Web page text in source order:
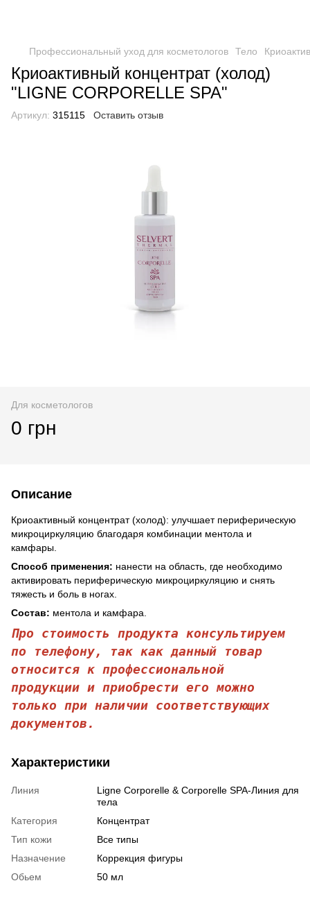
Профессиональный уход для косметологов Тело
Криоактивный концентрат (холод)
"LIGNE CORPORELLE SPA"
Артикул: 315115 Оставить отзыв
Для косметологов
0 грн
Описание
Криоактивный концентрат (холод): улучшает периферическую
микроциркуляцию благодаря комбинации ментола и
камфары.
Способ применения: нанести на область, где необходимо
активировать периферическую микроциркуляцию и снять
тяжесть и боль в ногах.
Состав: ментола и камфара.
Про стоимость продукта консультируем
по телефону, так как данный товар
относится к профессиональной
продукции и приобрести его можно
только при наличии соответствующих
документов.
Характеристики
Линия
Ligne Corporelle & Corporelle SPA-Линия для
тела
Категория
Концентрат
Тип кожи
Все типы
Назначение
Коррекция фигуры
Обьем
50 мл